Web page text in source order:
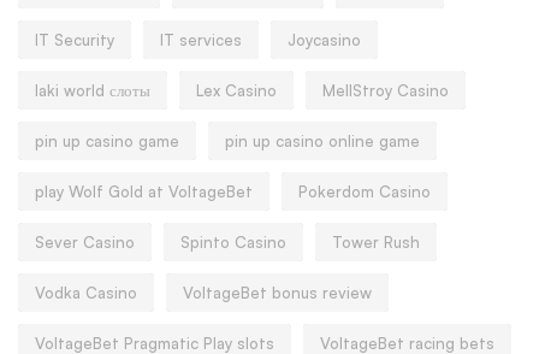
IT Security IT services Joycasino
laki world слоты Lex Casino MellStroy Casino
pin up casino game pin up casino online game
play Wolf Gold at VoltageBet Pokerdom Casino
Sever Casino Spinto Casino Tower Rush
Vodka Casino VoltageBet bonus review
VoltageBet Pragmatic Play slots VoltageBet racing bets